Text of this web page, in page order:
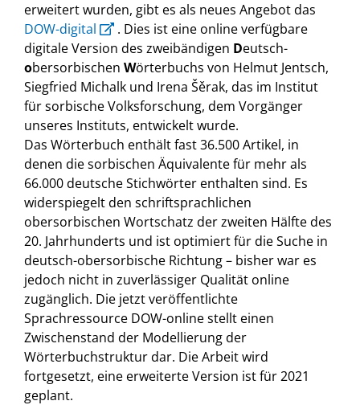
erweitert wurden, gibt es als neues Angebot das
DOW-digital
. Dies ist eine online verfügbare
digitale Version des zweibändigen Deutsch-
obersorbischen Wörterbuchs von Helmut Jentsch,
Siegfried Michalk und Irena Šěrak, das im Institut
für sorbische Volksforschung, dem Vorgänger
unseres Instituts, entwickelt wurde.
Das Wörterbuch enthält fast 36.500 Artikel, in
denen die sorbischen Äquivalente für mehr als
66.000 deutsche Stichwörter enthalten sind. Es
widerspiegelt den schriftsprachlichen
obersorbischen Wortschatz der zweiten Hälfte des
20. Jahrhunderts und ist optimiert für die Suche in
deutsch-obersorbische Richtung – bisher war es
jedoch nicht in zuverlässiger Qualität online
zugänglich. Die jetzt veröffentlichte
Sprachressource DOW-online stellt einen
Zwischenstand der Modellierung der
Wörterbuchstruktur dar. Die Arbeit wird
fortgesetzt, eine erweiterte Version ist für 2021
geplant.